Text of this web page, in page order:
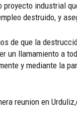
proyecto industrial
destruido, y
de que la
un llamamiento a
y mediante la
reunion en